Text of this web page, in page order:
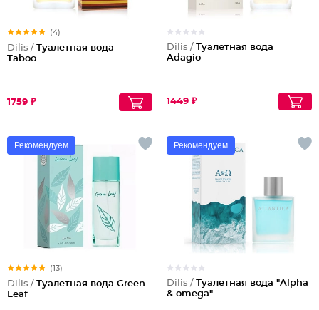
(4)
Dilis / Туалетная вода
Taboo
1759 ₽
Dilis / Туалетная вода
Adagio
1449 ₽
Рекомендуем
(13)
Dilis / Туалетная вода Green
Leaf
Рекомендуем
Dilis / Туалетная вода "Alpha
& omega"